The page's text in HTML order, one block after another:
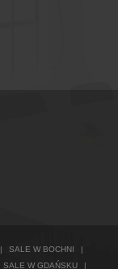
| SALE W BOCHNI
|
SALE W GDAŃSKU |